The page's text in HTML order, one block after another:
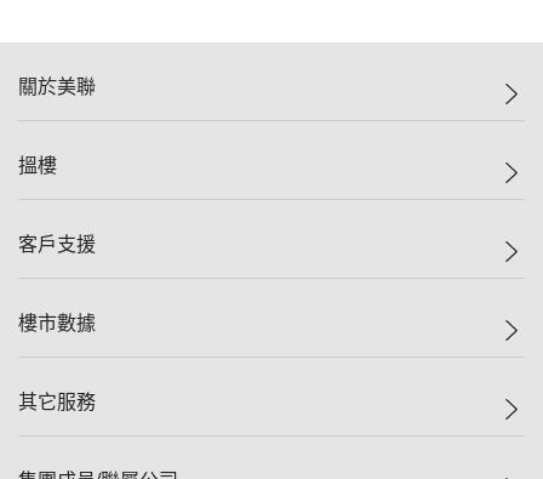
關於美聯
美聯集團
人才招募
搵樓
一手新盤
減價
美聯豪宅
獨家樓盤
租盤
客戶支援
自助放盤
查詢熱線
樓市數據
樓價指數
其它服務
屋苑專頁